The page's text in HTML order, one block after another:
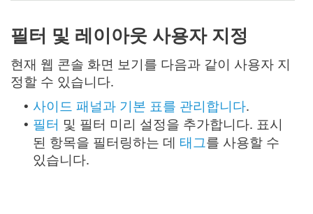
필터 및 레이아웃 사용자 지정
현재 웹 콘솔 화면 보기를 다음과 같이 사용자 지
정할 수 있습니다.
• 사이드 패널과 기본 표를 관리합니다.
• 필터 및 필터 미리 설정을 추가합니다. 표시
된 항목을 필터링하는 데 태그를 사용할 수
있습니다.